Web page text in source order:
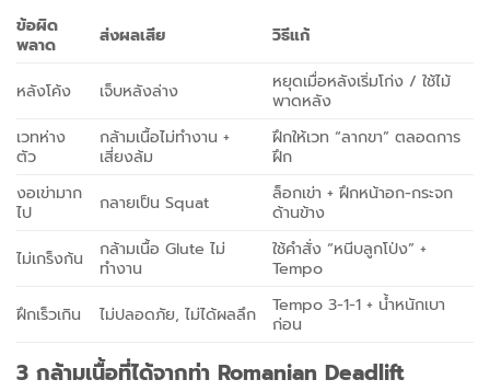
ข้อผิด
พลาด
ส่งผลเสีย วิธีแก้
หลังโค้ง เจ็บหลังล่าง
หยุดเมื่อหลังเริ่มโก่ง / ใช้ไม้
พาดหลัง
เวทห่าง
ตัว
กล้ามเนื้อไม่ทำงาน +
เสี่ยงล้ม
ฝึกให้เวท “ลากขา” ตลอดการ
ฝึก
งอเข่ามาก
ไป
กลายเป็น Squat
ล็อกเข่า + ฝึกหน้าอก-กระจก
ด้านข้าง
ไม่เกร็งก้น
กล้ามเนื้อ Glute ไม่
ทำงาน
ใช้คำสั่ง “หนีบลูกโป่ง” +
Tempo
ฝึกเร็วเกิน
ไม่ปลอดภัย, ไม่ได้ผลลึก
Tempo 3-1-1 + น้ำหนักเบา
ก่อน
3 กล้ามเนื้อที่ได้จากท่า Romanian Deadlift